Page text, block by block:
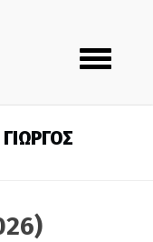
Toggle
navigation
ΓΙΩΡΓΟΣ